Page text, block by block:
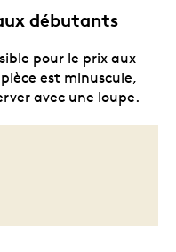
débutants
pour le prix aux
est minuscule,
avec une loupe.